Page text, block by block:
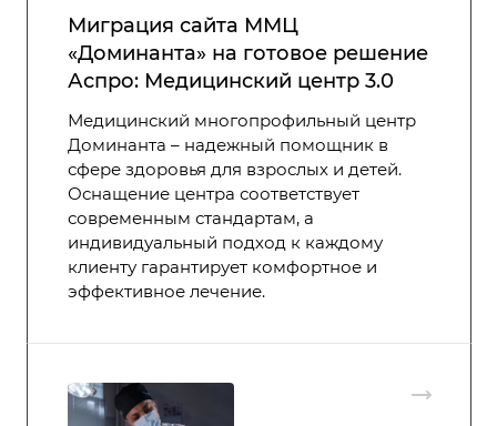
Миграция сайта ММЦ
«Доминанта» на готовое решение
Аспро: Медицинский центр 3.0
Медицинский многопрофильный центр
Доминанта – надежный помощник в
сфере здоровья для взрослых и детей.
Оснащение центра соответствует
современным стандартам, а
индивидуальный подход к каждому
клиенту гарантирует комфортное и
эффективное лечение.